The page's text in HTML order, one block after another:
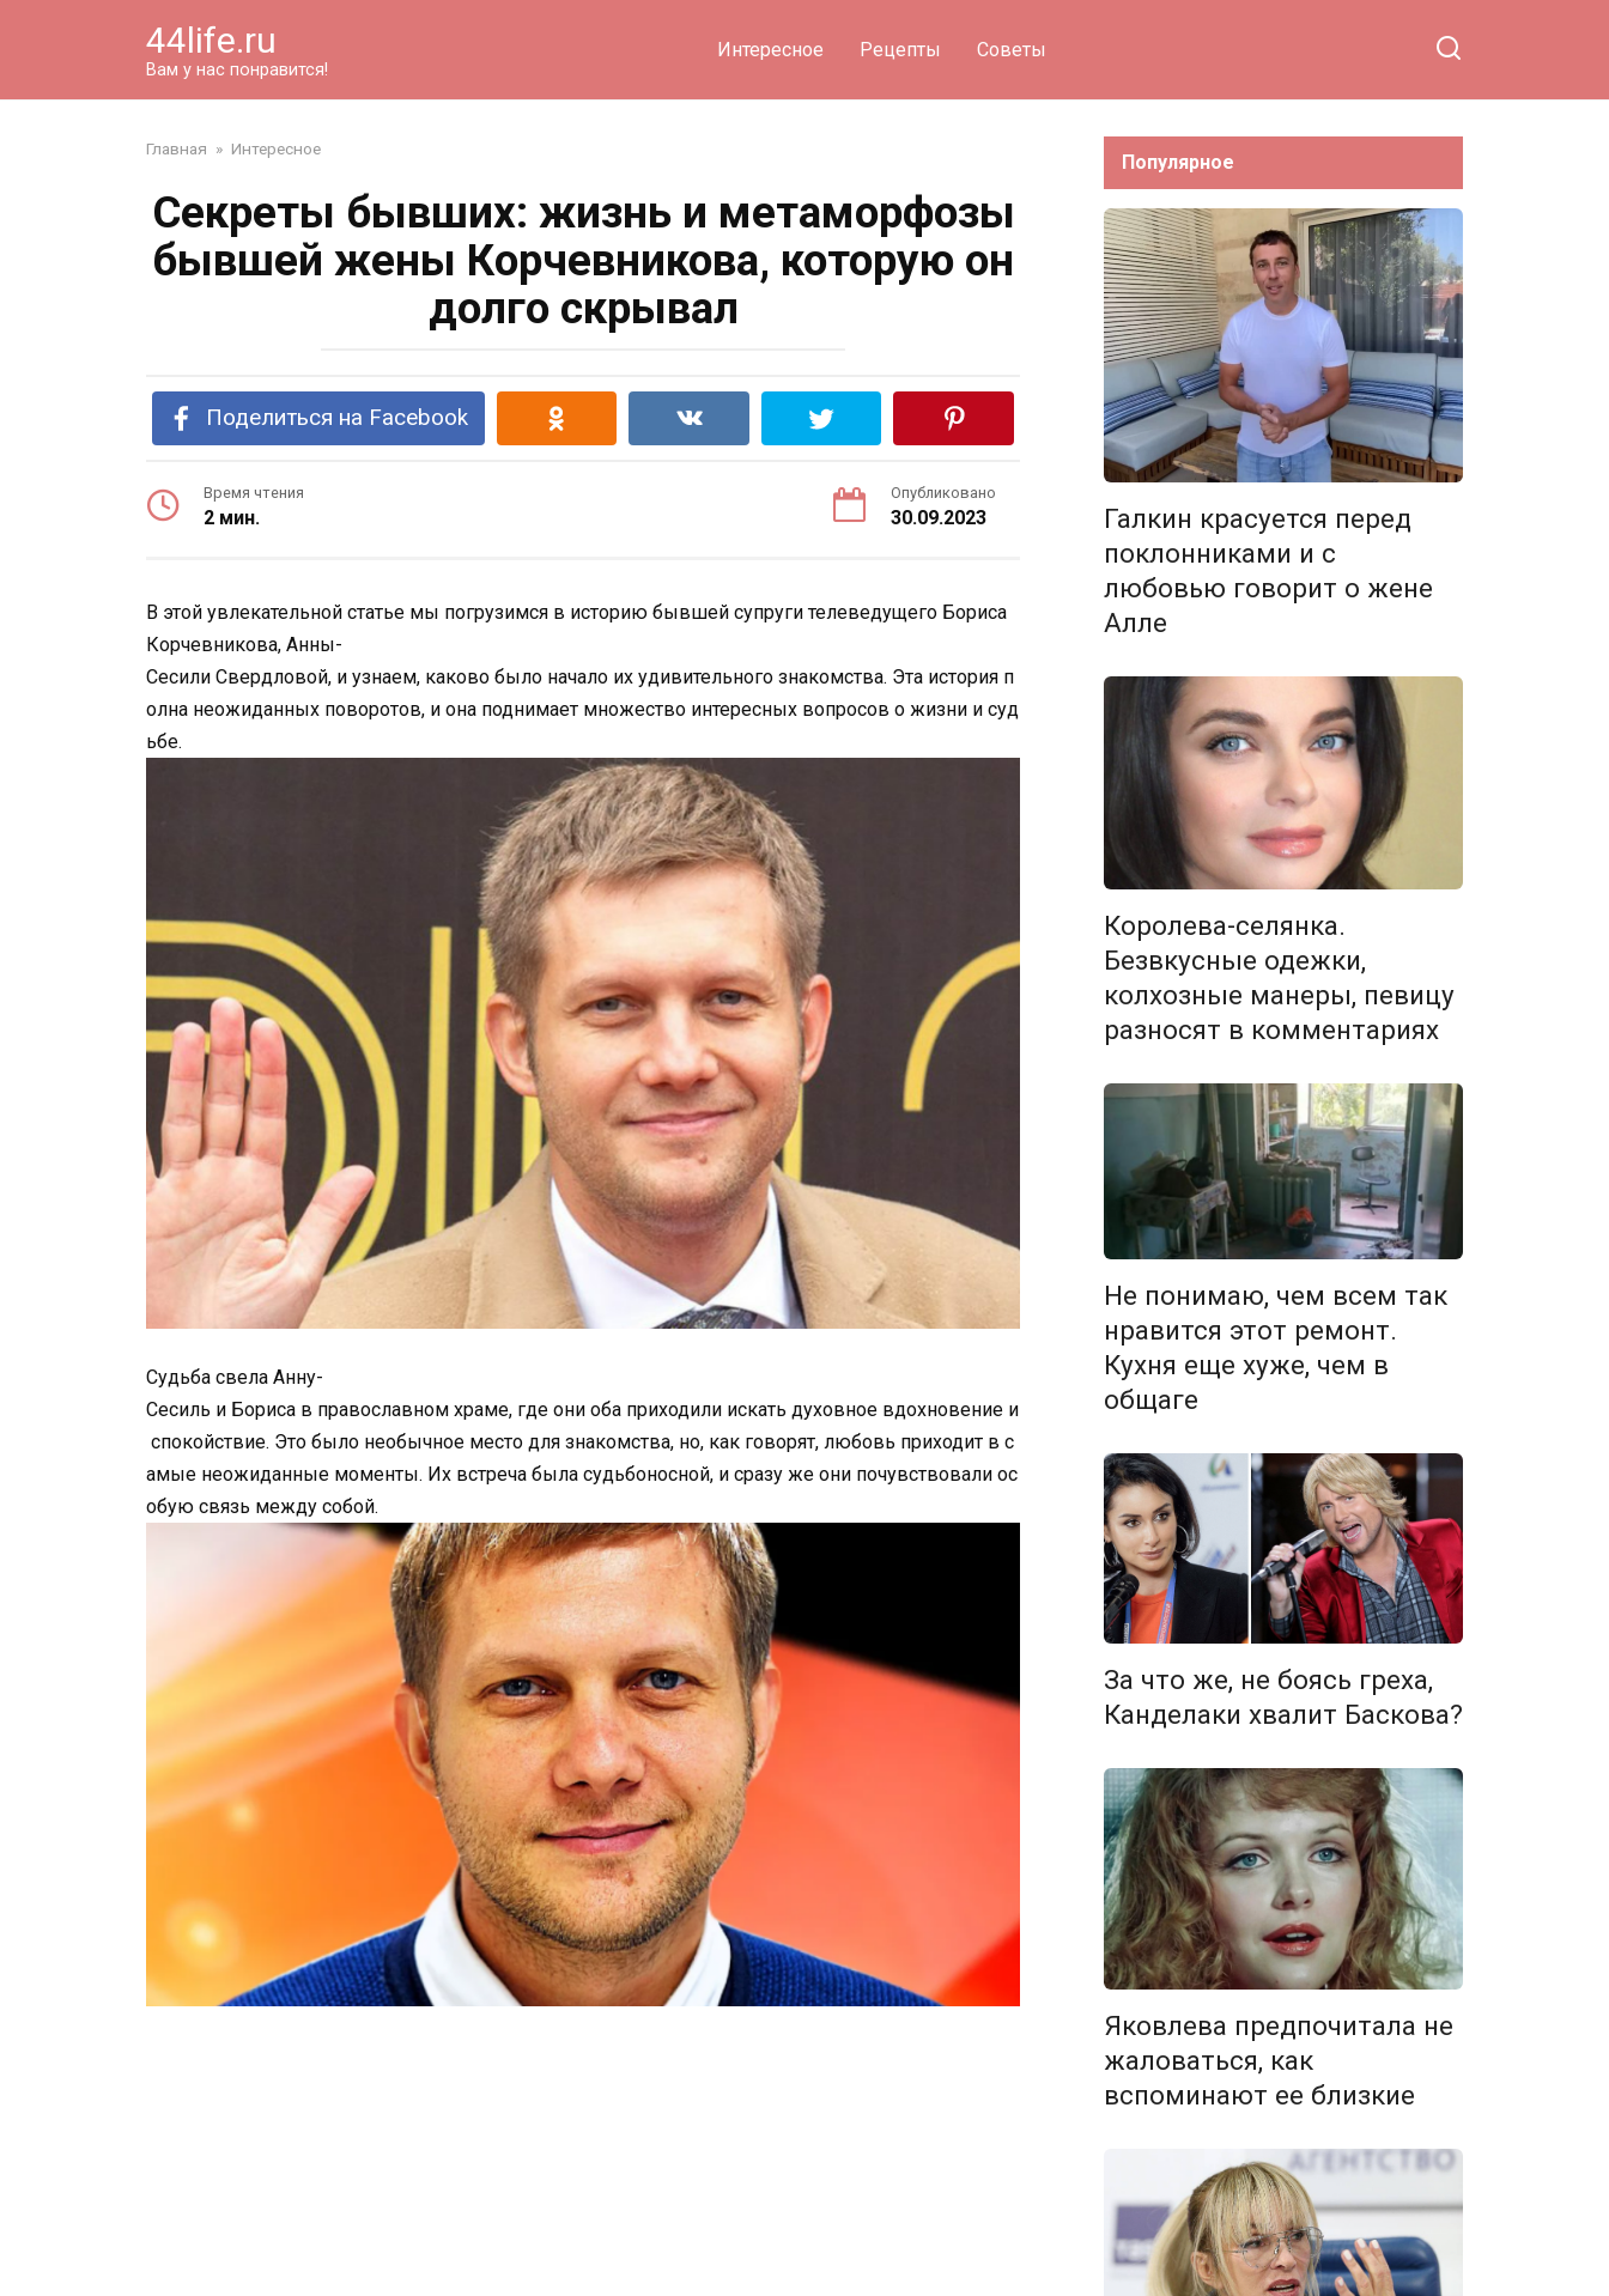
44life.ru
Вам у нас понравится!
Интересное Рецепты Советы
Главная » Интересное
Секреты бывших: жизнь и метаморфозы
бывшей жены Корчевникова, которую он
долго скрывал
Поделиться на Facebook
Время чтения
2 мин.
Опубликовано
30.09.2023
В этой увлекательной статье мы погрузимся в историю бывшей супруги телеведущего Бориса
Корчевникова, Анны-
Сесили Свердловой, и узнаем, каково было начало их удивительного знакомства. Эта история п
олна неожиданных поворотов, и она поднимает множество интересных вопросов о жизни и суд
ьбе.
Судьба свела Анну-
Сесиль и Бориса в православном храме, где они оба приходили искать духовное вдохновение и
спокойствие. Это было необычное место для знакомства, но, как говорят, любовь приходит в с
амые неожиданные моменты. Их встреча была судьбоносной, и сразу же они почувствовали ос
обую связь между собой.
Популярное
Галкин красуется перед
поклонниками и с
любовью говорит о жене
Алле
Королева-селянка.
Безвкусные одежки,
колхозные манеры, певицу
разносят в комментариях
Не понимаю, чем всем так
нравится этот ремонт.
Кухня еще хуже, чем в
общаге
За что же, не боясь греха,
Канделаки хвалит Баскова?
Яковлева предпочитала не
жаловаться, как
вспоминают ее близкие